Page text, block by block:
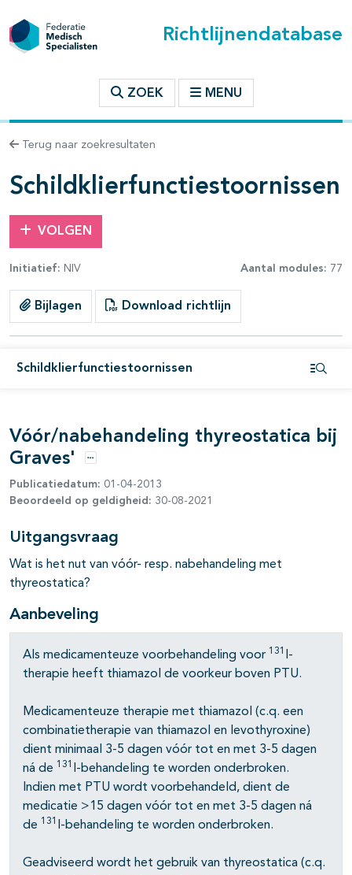
Richtlijnendatabase
ZOEK MENU
Terug naar zoekresultaten
Schildklierfunctiestoornissen
VOLGEN
Initiatief: NIV Aantal modules: 77
Bijlagen Download richtlijn
Schildklierfunctiestoornissen
binnen deze richtlijn
open- en dichtklappen
open- en dichtklappen
open- en dichtklappen
open- en dichtklappen
open- en dichtklappen
open- en dichtklappen
Vóór/nabehandeling thyreostatica bij
Graves'
Opties
Publicatiedatum: 01-04-2013
Beoordeeld op geldigheid: 30-08-2021
Uitgangsvraag
Wat is het nut van vóór- resp. nabehandeling met
thyreostatica?
Aanbeveling
Als medicamenteuze voorbehandeling voor 131
I-
therapie heeft thiamazol de voorkeur boven PTU.
Medicamenteuze therapie met thiamazol (c.q. een
combinatietherapie van thiamazol en levothyroxine)
dient minimaal 3-5 dagen vóór tot en met 3-5 dagen
ná de 131
I-behandeling te worden onderbroken.
Indien met PTU wordt voorbehandeld, dient de
medicatie >15 dagen vóór tot en met 3-5 dagen ná
de 131 I-behandeling te worden onderbroken.
Geadviseerd wordt het gebruik van thyreostatica (c.q.